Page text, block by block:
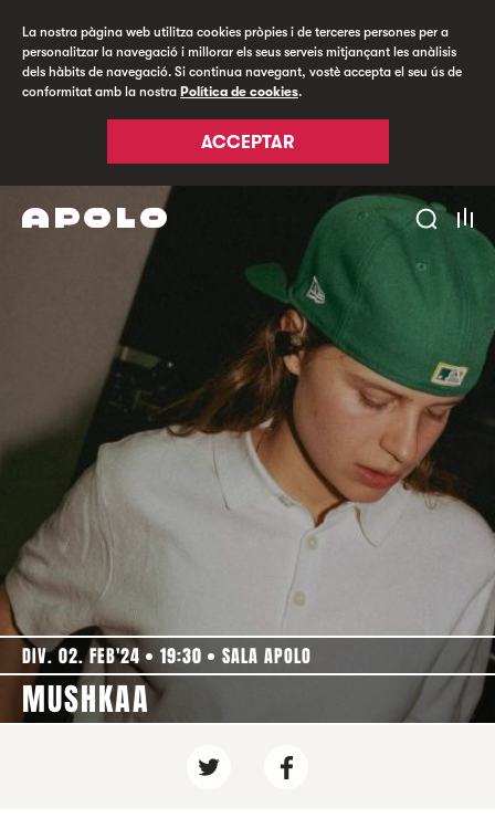
La nostra pàgina web utilitza cookies pròpies i de terceres persones per a
personalitzar la navegació i millorar els seus serveis mitjançant les anàlisis
dels hàbits de navegació. Si continua navegant, vostè accepta el seu ús de
conformitat amb la nostra Política de cookies.
ACCEPTAR
DIV. 02. FEB'24 19:30 SALA APOLO
MUSHKAA